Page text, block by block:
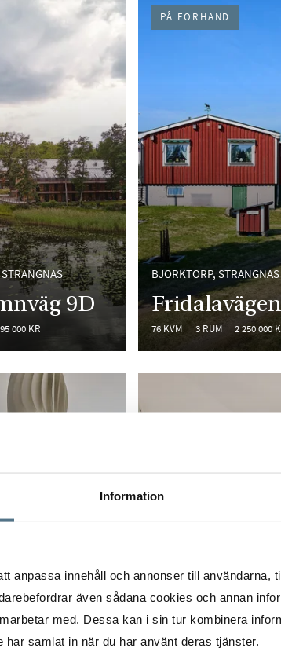
Information
anpassa innehåll och annonser till användarna,
även sådana cookies och annan
med. Dessa kan i sin tur kombinera
samlat in när du har använt deras tjänster.
9D
000 KR
BJÖRKTORP, STRÄNGNÄS
76 KVM 3 RUM 2 250 000
PÅ FÖRHAND